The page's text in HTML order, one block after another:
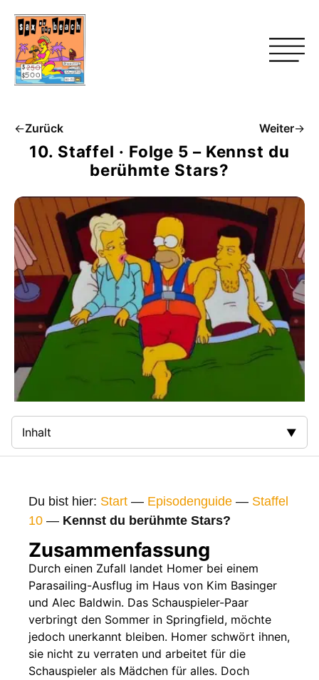
←Zurück Weiter→
10. Staffel · Folge 5 – Kennst du
berühmte Stars?
Inhalt
Gags
Gaststars
Fakten
Sendetermine
Nächste / Vorherige Folge
Du bist hier: Start — Episodenguide — Staffel
10 — Kennst du berühmte Stars?
Zusammenfassung
Durch einen Zufall landet Homer bei einem
Parasailing-Ausflug im Haus von Kim Basinger
und Alec Baldwin. Das Schauspieler-Paar
verbringt den Sommer in Springfield, möchte
jedoch unerkannt bleiben. Homer schwört ihnen,
sie nicht zu verraten und arbeitet für die
Schauspieler als Mädchen für alles. Doch